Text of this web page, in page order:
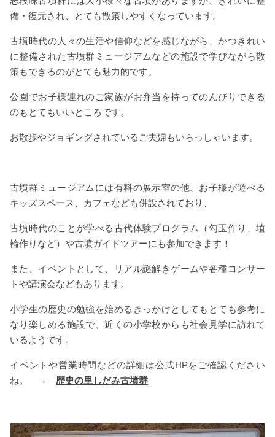
備・復元され、とても散策しやすくなっています。
古墳時代の人々の生活や信仰などを感じながら、かつきれい
に整備された古墳群ミュージアムなどの施設で学びながら散
策もできるのがとても魅力的です。
公園でお子様連れのご家族がお弁当を持ってのんびりできる
のもとてもいいところです。
お散歩やジョギングされているご夫婦もいらっしゃいます。
古墳群ミュージアムには有料の展示室の他、お子様が遊べる
キッズスペース、カフェなども併設されており、
古墳時代のことが学べる古代体験プログラム（勾玉作り、埴
輪作りなど）や古墳ガイドツアーにも参加できます！
また、イベントとして、リアル謎解きゲームや各種コンサー
トや講演会などもあります。
小学生の歴史の勉強を始めるきっかけとしてもとても参考に
なり楽しめる施設で、近くの小学校からも社会見学に訪れて
いるようです。
イベントや営業時間などの詳細は公式HPをご確認ください
ね。 → 歴史の里しだみ古墳群